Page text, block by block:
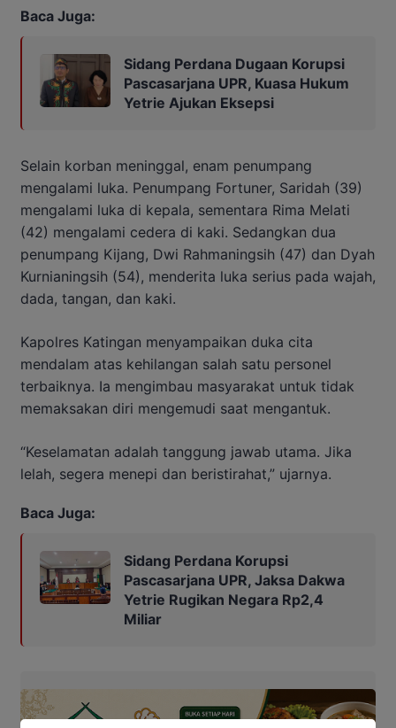
Baca Juga:
Sidang Perdana Dugaan Korupsi
Pascasarjana UPR, Kuasa Hukum
Yetrie Ajukan Eksepsi
Selain korban meninggal, enam penumpang
mengalami luka. Penumpang Fortuner, Saridah (39)
mengalami luka di kepala, sementara Rima Melati
(42) mengalami cedera di kaki. Sedangkan dua
penumpang Kijang, Dwi Rahmaningsih (47) dan Dyah
Kurnianingsih (54), menderita luka serius pada wajah,
dada, tangan, dan kaki.
Kapolres Katingan menyampaikan duka cita
mendalam atas kehilangan salah satu personel
terbaiknya. Ia mengimbau masyarakat untuk tidak
memaksakan diri mengemudi saat mengantuk.
“Keselamatan adalah tanggung jawab utama. Jika
lelah, segera menepi dan beristirahat,” ujarnya.
Baca Juga:
Sidang Perdana Korupsi
Pascasarjana UPR, Jaksa Dakwa
Yetrie Rugikan Negara Rp2,4
Miliar